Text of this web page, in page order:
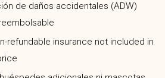
de daños accidentales (ADW)
refundable insurance not included in